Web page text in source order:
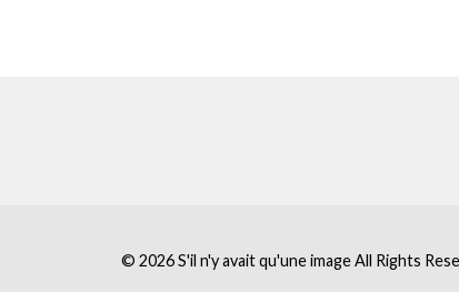
© 2026S'il n'y avait qu'une imageAll Rights